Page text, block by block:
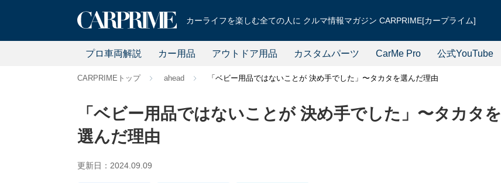
カーライフを楽しむ全ての人に クルマ情報マガジン CARPRIME[カープライム]
プロ車両解説 カー用品 アウトドア用品 カスタムパーツ CarMe Pro 公式YouTube
CARPRIMEトップ ahead 「ベビー用品ではないことが 決め手でした」〜タカタを選んだ理由
「ベビー用品ではないことが 決め手でした」〜タカタを
選んだ理由
更新日：2024.09.09